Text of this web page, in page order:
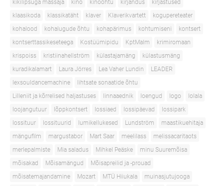
kikilipsuga mässaja
kino kinoõhtu kirjandus
kirjastused
klaasikoda
klassikatäht klaver Klaverikvartett
kogupereteater
kohalood
kohalugude õhtu kohapärimus kohtumiseni
kontsert
kontserttassikeseteega
Kostüümipidu KptMalm
krimiromaan
krispoiss
kristiinahellström külastajamäng
külastusmäng
kuradikalamart
Laura Jörres Lea Vaher Lundin
LEADER
lexsouldancemachine
lihtsate sonaatide õhtu
Lilleniit ja kõrrelised haljastuses
linnaaednik loengud logo
lolala
loojangutuur
lõppkontsert lossiaed lossipäevad
lossipark
lossituur
lossituurid lumikellukesed Lundström
maastikuehitaja
mängufilm
margustabor Mart Saar meelilass
melissacaritaots
merlepalmiste
Mia saladus Mihkel Peäske
minu Suuremõisa
mõisakad
Mõisamängud
Mõisapreilid ja -prouad
mõisatemajandamine
Mozart MTÜ Hiiukala
muinasjutujooga